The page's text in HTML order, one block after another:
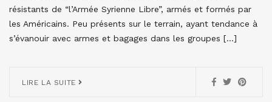
résistants de “l’Armée Syrienne Libre”, armés et formés par
les Américains. Peu présents sur le terrain, ayant tendance à
s’évanouir avec armes et bagages dans les groupes […]
LIRE LA SUITE